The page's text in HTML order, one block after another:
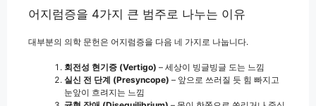
어지럼증을 4가지 큰 범주로 나누는 이유
대부분의 의학 문헌은 어지럼증을 다음 네 가지로 나눕니다.
회전성 현기증 (Vertigo) – 세상이 빙글빙글 도는 느낌
실신 전 단계 (Presyncope) – 앞으로 쓰러질 듯 힘 빠지고
눈앞이 흐려지는 느낌